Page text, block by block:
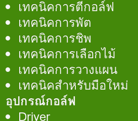
เทคนิคการตีกอล์ฟ
เทคนิคการพัต
เทคนิคการชิพ
เทคนิคการเลือกไม้
เทคนิคการวางแผน
เทคนิคสำหรับมือใหม่
อุปกรณ์กอล์ฟ
Driver